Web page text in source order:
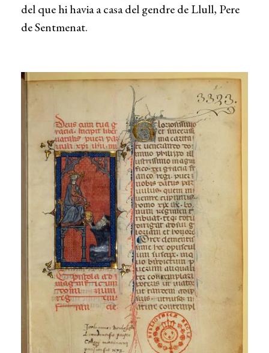
del que hi havia a casa del gendre de Llull, Pere
de Sentmenat.